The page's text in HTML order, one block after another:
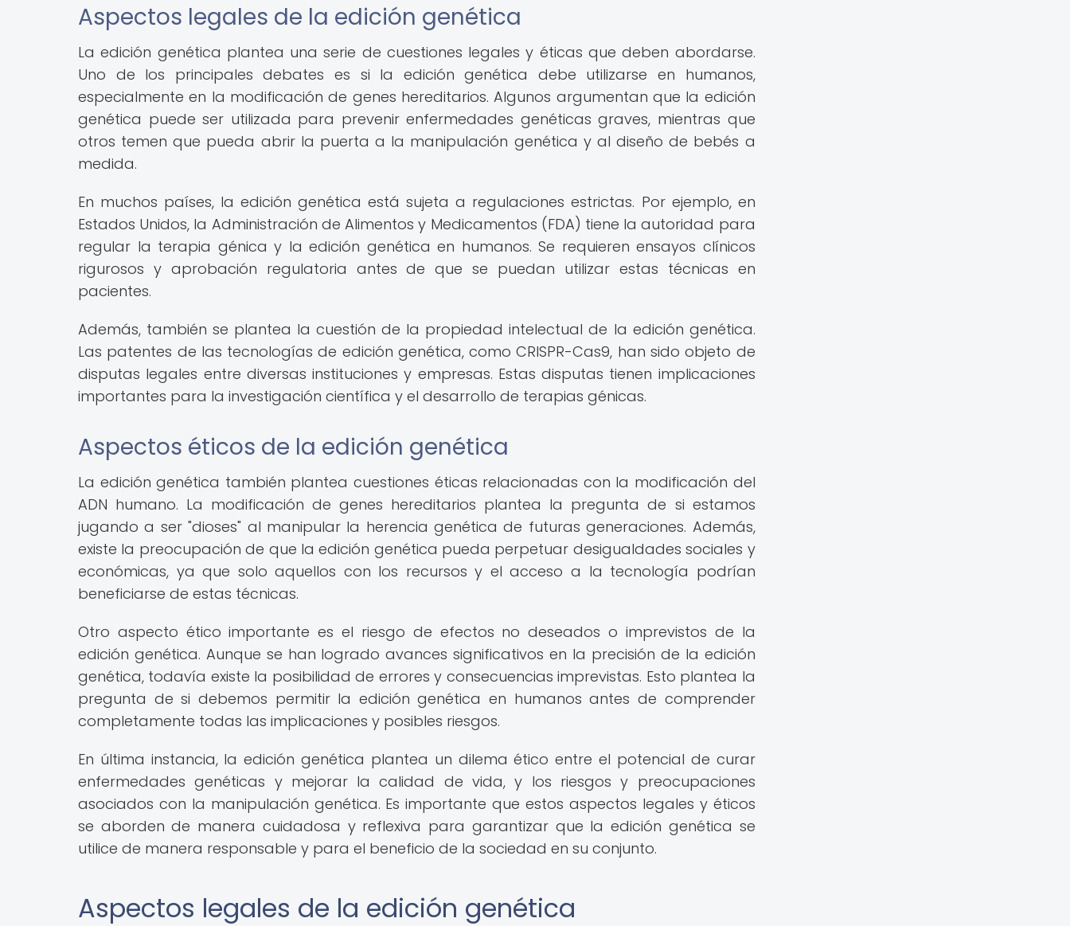
Aspectos legales de la edición genética
La edición genética plantea una serie de cuestiones legales y éticas que deben abordarse.
Uno de los principales debates es si la edición genética debe utilizarse en humanos,
especialmente en la modificación de genes hereditarios. Algunos argumentan que la edición
genética puede ser utilizada para prevenir enfermedades genéticas graves, mientras que
otros temen que pueda abrir la puerta a la manipulación genética y al diseño de bebés a
medida.
En muchos países, la edición genética está sujeta a regulaciones estrictas. Por ejemplo, en
Estados Unidos, la Administración de Alimentos y Medicamentos (FDA) tiene la autoridad para
regular la terapia génica y la edición genética en humanos. Se requieren ensayos clínicos
rigurosos y aprobación regulatoria antes de que se puedan utilizar estas técnicas en
pacientes.
Además, también se plantea la cuestión de la propiedad intelectual de la edición genética.
Las patentes de las tecnologías de edición genética, como CRISPR-Cas9, han sido objeto de
disputas legales entre diversas instituciones y empresas. Estas disputas tienen implicaciones
importantes para la investigación científica y el desarrollo de terapias génicas.
Aspectos éticos de la edición genética
La edición genética también plantea cuestiones éticas relacionadas con la modificación del
ADN humano. La modificación de genes hereditarios plantea la pregunta de si estamos
jugando a ser "dioses" al manipular la herencia genética de futuras generaciones. Además,
existe la preocupación de que la edición genética pueda perpetuar desigualdades sociales y
económicas, ya que solo aquellos con los recursos y el acceso a la tecnología podrían
beneficiarse de estas técnicas.
Otro aspecto ético importante es el riesgo de efectos no deseados o imprevistos de la
edición genética. Aunque se han logrado avances significativos en la precisión de la edición
genética, todavía existe la posibilidad de errores y consecuencias imprevistas. Esto plantea la
pregunta de si debemos permitir la edición genética en humanos antes de comprender
completamente todas las implicaciones y posibles riesgos.
En última instancia, la edición genética plantea un dilema ético entre el potencial de curar
enfermedades genéticas y mejorar la calidad de vida, y los riesgos y preocupaciones
asociados con la manipulación genética. Es importante que estos aspectos legales y éticos
se aborden de manera cuidadosa y reflexiva para garantizar que la edición genética se
utilice de manera responsable y para el beneficio de la sociedad en su conjunto.
Aspectos legales de la edición genética